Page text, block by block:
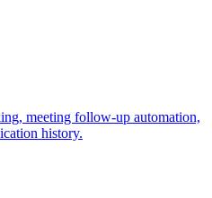
meeting follow-up automation,
history.